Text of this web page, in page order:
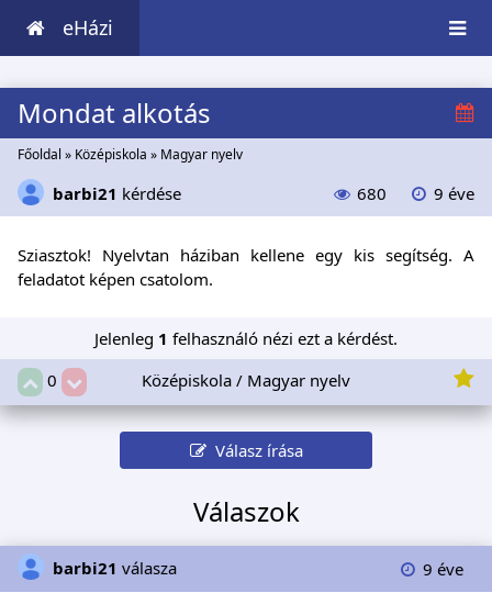
eHázi
Mondat alkotás
Főoldal » Középiskola » Magyar nyelv
barbi21 kérdése 680 9 éve
Sziasztok! Nyelvtan háziban kellene egy kis segítség. A
feladatot képen csatolom.
Jelenleg 1 felhasználó nézi ezt a kérdést.
0
Középiskola / Magyar nyelv
Válasz írása
Válaszok
barbi21 válasza 9 éve